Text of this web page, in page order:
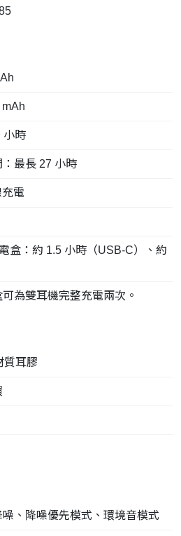
小時
最長 27 小時
電
盒：約 1.5 小時（USB-C）、約
為雙耳機完整充電兩次。
質耳膠
、降噪優先模式、環境音模式